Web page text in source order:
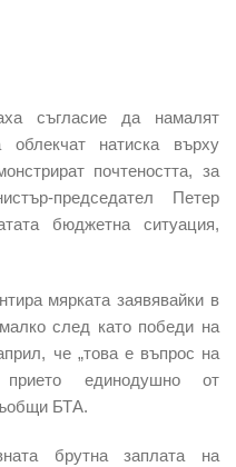
съгласие да намалят
натиска върху
почтеността, за
председател Петер
бюджетна ситуация,
мярката заявявайки в
след като победи на
че „това е въпрос на
единодушно от
БТА.
брутна заплата на